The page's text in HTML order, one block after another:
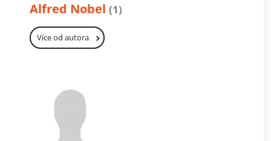
Alfred Nobel (1)
Více od autora